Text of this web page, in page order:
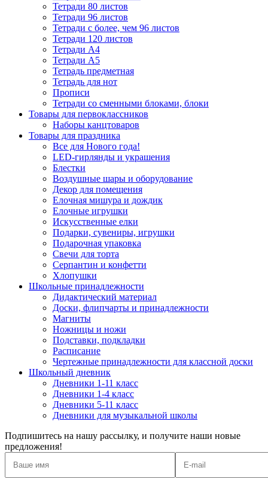
Тетради 80 листов
Тетради 96 листов
Тетради с более, чем 96 листов
Тетради 120 листов
Тетради А4
Тетради А5
Тетрадь предметная
Тетрадь для нот
Прописи
Тетради со сменными блоками, блоки
Товары для первоклассников
Наборы канцтоваров
Товары для праздника
Все для Нового года!
LED-гирлянды и украшения
Блестки
Воздушные шары и оборудование
Декор для помещения
Елочная мишура и дождик
Елочные игрушки
Искусственные елки
Подарки, сувениры, игрушки
Подарочная упаковка
Свечи для торта
Серпантин и конфетти
Хлопушки
Школьные принадлежности
Дидактический материал
Доски, флипчарты и принадлежности
Магниты
Ножницы и ножи
Подставки, подкладки
Расписание
Чертежные принадлежности для классной доски
Школьный дневник
Дневники 1-11 класс
Дневники 1-4 класс
Дневники 5-11 класс
Дневники для музыкальной школы
Подпишитесь на нашу рассылку, и получите наши новые
предложения!